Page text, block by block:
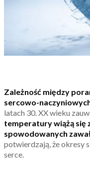
Zależność między
sercowo-
latach 30. XX wieku
temperatury wiążą się
spowodowanych
potwierdzają, że okresy
serce.